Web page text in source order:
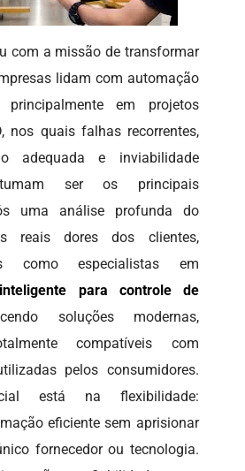
com a missão de transformar
lidam com automação
principalmente em projetos
nos quais falhas recorrentes,
adequada e inviabilidade
ser os principais
uma análise profunda do
reais dores dos clientes,
como especialistas em
para controle de
soluções modernas,
compatíveis com
pelos consumidores.
está na flexibilidade:
eficiente sem aprisionar
fornecedor ou tecnologia.